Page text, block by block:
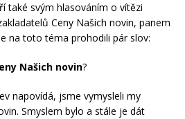
také svým hlasováním o vítězi
Ceny Našich novin, panem
na toto téma prohodili pár slov:
Našich novin?
napovídá, jsme vymysleli my
Smyslem bylo a stále je dát